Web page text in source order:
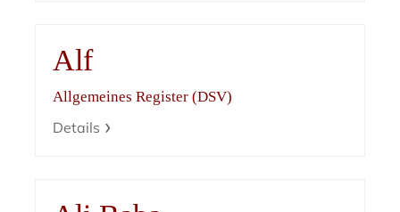
Alf
Allgemeines Register (DSV)
Details